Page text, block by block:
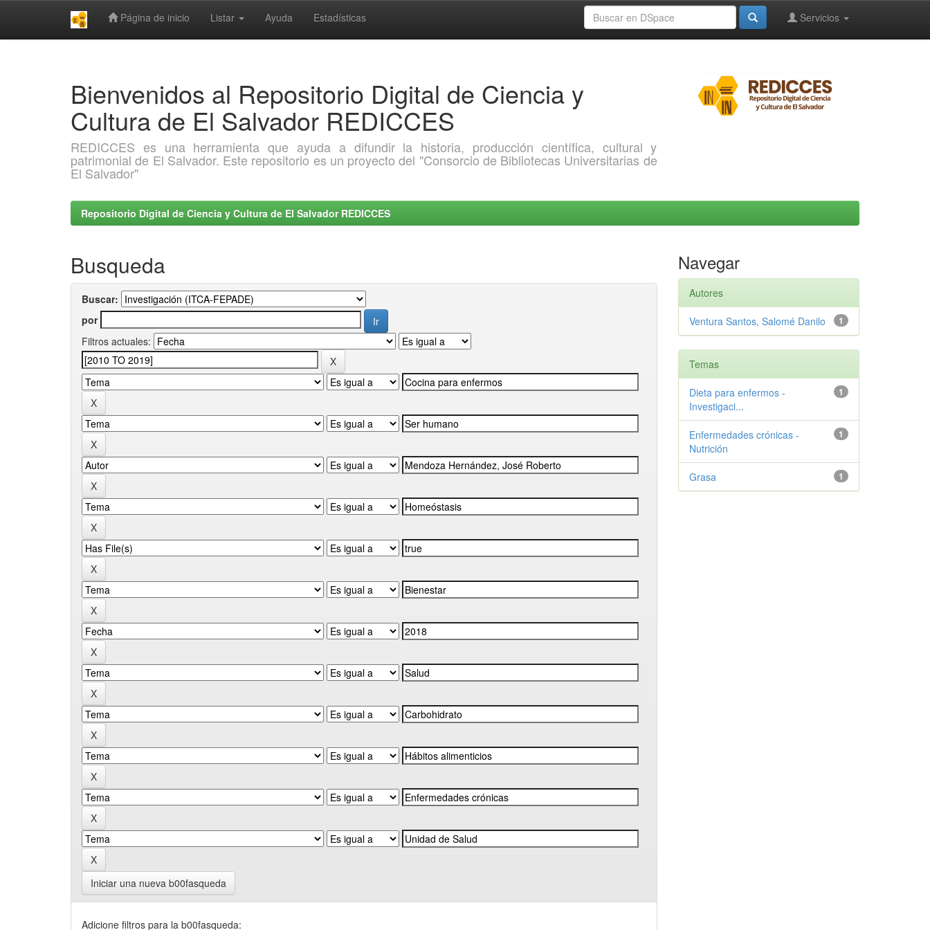
Página de inicio Listar Ayuda Estadísticas Servicios
Bienvenidos al Repositorio Digital de Ciencia y
Cultura de El Salvador REDICCES
REDICCES es una herramienta que ayuda a difundir la historia, producción científica, cultural y
patrimonial de El Salvador. Este repositorio es un proyecto del "Consorcio de Bibliotecas Universitarias de
El Salvador"
Repositorio Digital de Ciencia y Cultura de El Salvador REDICCES
Busqueda
Buscar:
por
Filtros actuales:
Iniciar una nueva b00fasqueda
Adicione filtros para la b00fasqueda:
Navegar
Autores
1
Ventura Santos, Salomé Danilo
Temas
1
Dieta para enfermos -
Investigaci...
1
Enfermedades crónicas -
Nutrición
1
Grasa